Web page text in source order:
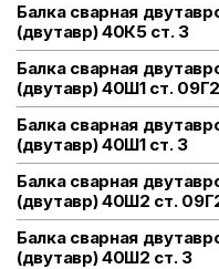
Балка сварная
(двутавр) 40К5 ст. 3
Балка сварная
(двутавр) 40Ш1 ст.
Балка сварная
(двутавр) 40Ш1 ст. 3
Балка сварная
(двутавр) 40Ш2 ст.
Балка сварная
(двутавр) 40Ш2 ст. 3